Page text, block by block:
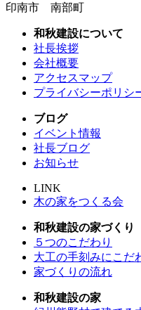
印南市 南部町
和秋建設について
社長挨拶
会社概要
アクセスマップ
プライバシーポリシ
ブログ
イベント情報
社長ブログ
お知らせ
LINK
木の家をつくる会
和秋建設の家づくり
５つのこだわり
大工の手刻みにこだ
家づくりの流れ
和秋建設の家